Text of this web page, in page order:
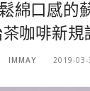
綿口感的
咖啡新規
IMMAY 2019-03-